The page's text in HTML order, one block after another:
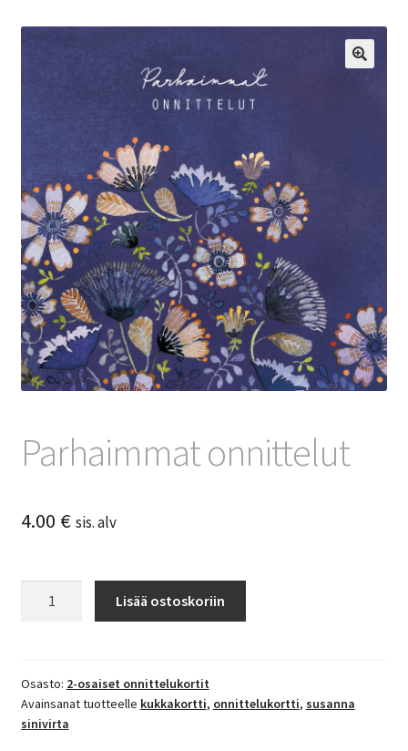
Parhaimmat onnittelut
4.00 € sis. alv
Lisää ostoskoriin
Osasto: 2-osaiset onnittelukortit
Avainsanat tuotteelle kukkakortti, onnittelukortti, susanna
sinivirta